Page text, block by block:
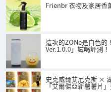
Frienbr 衣物及家居香
這次的ZONe是白色
Ver.1.0.0」試喝評測！
史克威爾艾尼克斯 ×
「艾爾傑亞新薯薯片